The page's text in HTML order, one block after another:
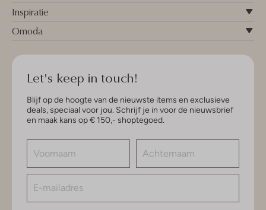
Inspiratie
Omoda
Let's keep in touch!
Blijf op de hoogte van de nieuwste items en exclusieve
deals, speciaal voor jou. Schrijf je in voor de nieuwsbrief
en maak kans op € 150,- shoptegoed.